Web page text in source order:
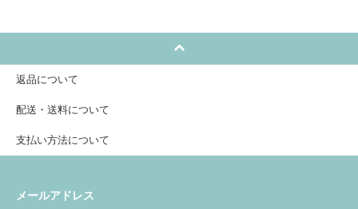
返品について
配送・送料について
支払い方法について
メールアドレス